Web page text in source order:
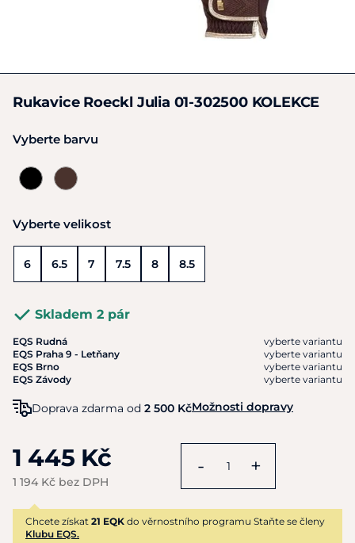
Rukavice Roeckl Julia 01-302500 KOLEKCE
Vyberte barvu
Vyberte velikost
6 6.5 7 7.5 8 8.5
Skladem 2 pár
EQS Rudná
vyberte variantu
EQS Praha 9 - Letňany
vyberte variantu
EQS Brno
vyberte variantu
EQS Závody
vyberte variantu
Doprava zdarma od 2 500 KčMožnosti dopravy
1 445 Kč
1 194 Kč bez DPH
- +
Chcete získat 21 EQK do věrnostního programu Staňte se členy
Klubu EQS.